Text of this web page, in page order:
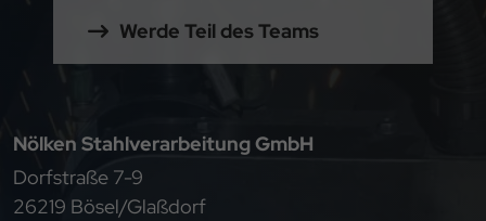
Werde Teil des Teams
Nölken Stahlverarbeitung GmbH
Dorfstraße 7-9
26219 Bösel/Glaßdorf